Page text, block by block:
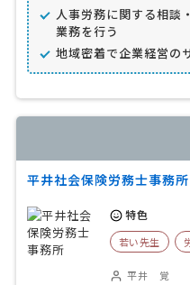
人事労務に関する相談
業務を行う
地域密着で企業経営の
平井社会保険労務士事務所
特色
若い先生
平井 覚